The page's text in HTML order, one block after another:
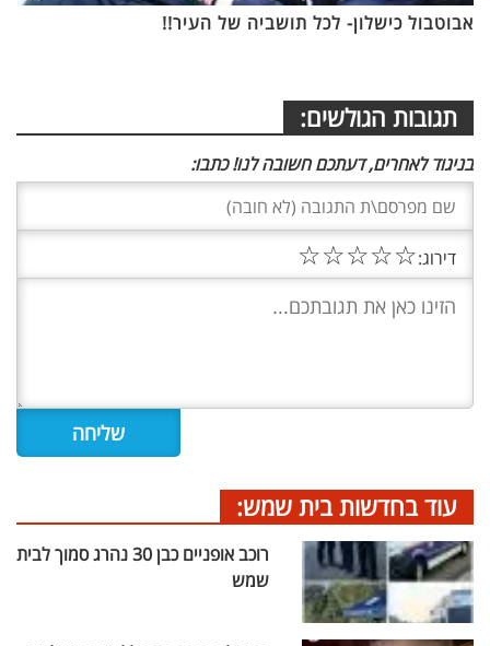
אבוטבול כישלון- לכל תושביה של העיר!!
תגובות הגולשים:
בניגוד לאחרים, דעתכם חשובה לנו! כתבו:
דירוג:☆
☆
☆
☆
☆
עוד בחדשות בית שמש:
רוכב אופניים כבן 30 נהרג סמוך לבית
שמש